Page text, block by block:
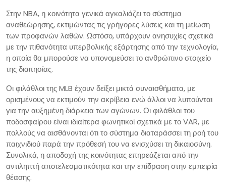
Στην NBA, η κοινότητα γενικά αγκαλιάζει το σύστημα
αναθεώρησης, εκτιμώντας τις γρήγορες λύσεις και τη μείωση
των προφανών λαθών. Ωστόσο, υπάρχουν ανησυχίες σχετικά
με την πιθανότητα υπερβολικής εξάρτησης από την τεχνολογία,
η οποία θα μπορούσε να υπονομεύσει το ανθρώπινο στοιχείο
της διαιτησίας.
Οι φιλάθλοι της MLB έχουν δείξει μικτά συναισθήματα, με
ορισμένους να εκτιμούν την ακρίβεια ενώ άλλοι να λυπούνται
για την αυξημένη διάρκεια των αγώνων. Οι φιλάθλοι του
ποδοσφαίρου είναι ιδιαίτερα φωνητικοί σχετικά με το VAR, με
πολλούς να αισθάνονται ότι το σύστημα διαταράσσει τη ροή του
παιχνιδιού παρά την πρόθεσή του να ενισχύσει τη δικαιοσύνη.
Συνολικά, η αποδοχή της κοινότητας επηρεάζεται από την
αντιληπτή αποτελεσματικότητα και την επίδραση στην εμπειρία
θέασης.